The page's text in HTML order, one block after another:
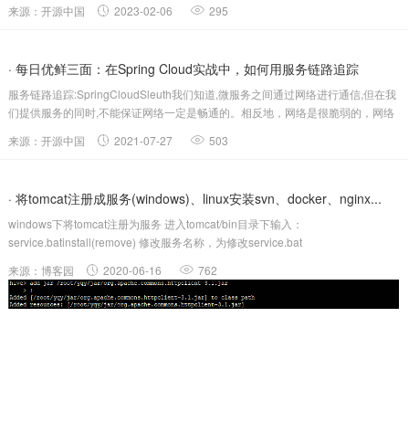
来源：开源中国 2023-02-06 295
· 每日优鲜三面：在Spring Cloud实战中，如何用服务链路追踪
Sleuth？
服务链路追踪:SpringCloudSleuth我们知道,微服务之间通过网络进行通信,但在我
们提供服务的同时,不能保证网络一定是畅通的。相反地，网络是很脆弱的，网络
延迟多少，每个请求所耗费的时间等。只有这样能更好地分析系统瓶颈，....
来源：开源中国 2021-07-27 503
· 将tomcat注册成服务(windows)、linux安装svn、docker、nginx...
windows下将tomcat注册为服务 进入tomcat/bin目录下输入：
service.batinstall(remove) 修改服务名称，为修改service.bat
来源：博客园 2020-06-16 762